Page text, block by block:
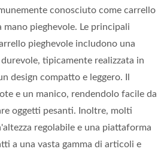
conosciuto come carrello
mano pieghevole. Le principali
pieghevole includono una
tipicamente realizzata in
design compatto e leggero. Il
e un manico, rendendolo facile da
oggetti pesanti. Inoltre, molti
regolabile e una piattaforma
a una vasta gamma di articoli e